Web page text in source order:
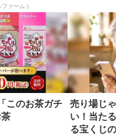
ファーム )
このお茶ガチ
売り場じ
い！当た
る宝くじ